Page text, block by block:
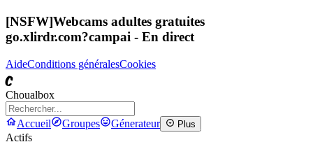
[NSFW]Webcams adultes gratuites
go.xlirdr.com?campai - En direct
AideConditions généralesCookies
C
Choualbox
Accueil Groupes Génerateur Plus
Actifs